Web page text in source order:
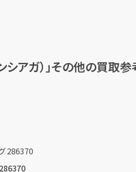
シアガ）」その他の買取